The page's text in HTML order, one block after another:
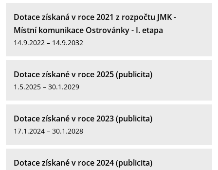
Dotace získaná v roce 2021 z rozpočtu JMK -
Místní komunikace Ostrovánky - I. etapa
14.9.2022 – 14.9.2032
Dotace získané v roce 2025 (publicita)
1.5.2025 – 30.1.2029
Dotace získané v roce 2023 (publicita)
17.1.2024 – 30.1.2028
Dotace získané v roce 2024 (publicita)